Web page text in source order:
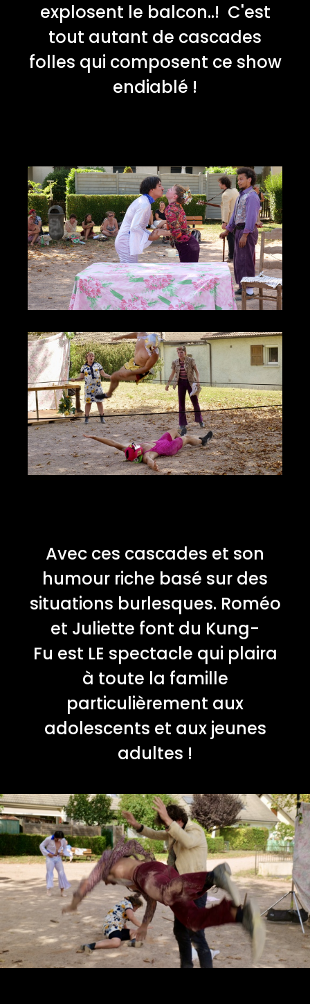
explosent le balcon..! C'est
tout autant de cascades
folles qui composent ce show
endiablé !
Avec ces cascades et son
humour riche basé sur des
situations burlesques. Roméo
et Juliette font du Kung-
Fu est LE spectacle qui plaira
à toute la famille
particulièrement aux
adolescents et aux jeunes
adultes !